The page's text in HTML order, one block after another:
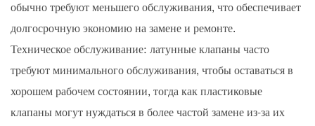
обычно требуют меньшего обслуживания, что обеспечивает
долгосрочную экономию на замене и ремонте.
Техническое обслуживание: латунные клапаны часто
требуют минимального обслуживания, чтобы оставаться в
хорошем рабочем состоянии, тогда как пластиковые
клапаны могут нуждаться в более частой замене из-за их